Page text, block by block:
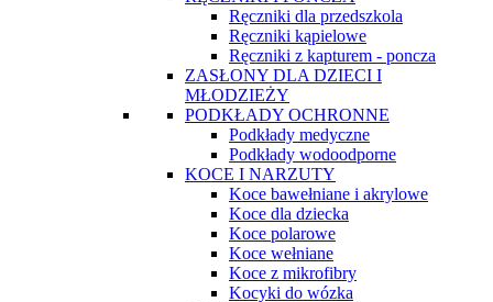
Ręczniki dla przedszkola
Ręczniki kąpielowe
Ręczniki z kapturem - poncza
ZASŁONY DLA DZIECI I
MŁODZIEŻY
PODKŁADY OCHRONNE
Podkłady medyczne
Podkłady wodoodporne
KOCE I NARZUTY
Koce bawełniane i akrylowe
Koce dla dziecka
Koce polarowe
Koce wełniane
Koce z mikrofibry
Kocyki do wózka